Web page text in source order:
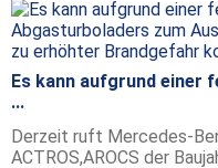
Es kann aufgrund einer
...
Derzeit ruft Mercedes-
ACTROS,AROCS der